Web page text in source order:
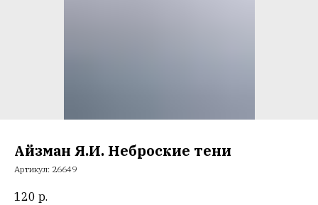
Айзман Я.И. Неброские тени
Артикул: 26649
120 р.